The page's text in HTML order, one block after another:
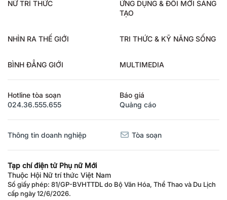
NỮ TRÍ THỨC
ỨNG DỤNG & ĐỔI MỚI SÁNG
TẠO
NHÌN RA THẾ GIỚI TRI THỨC & KỸ NĂNG SỐNG
BÌNH ĐẲNG GIỚI MULTIMEDIA
Hotline tòa soạn
024.36.555.655
Báo giá
Quảng cáo
Thông tin doanh nghiệp Tòa soạn
Tạp chí điện tử Phụ nữ Mới
Thuộc Hội Nữ trí thức Việt Nam
Số giấy phép: 81/GP-BVHTTDL do Bộ Văn Hóa, Thể Thao và Du Lịch
cấp ngày 12/6/2026.